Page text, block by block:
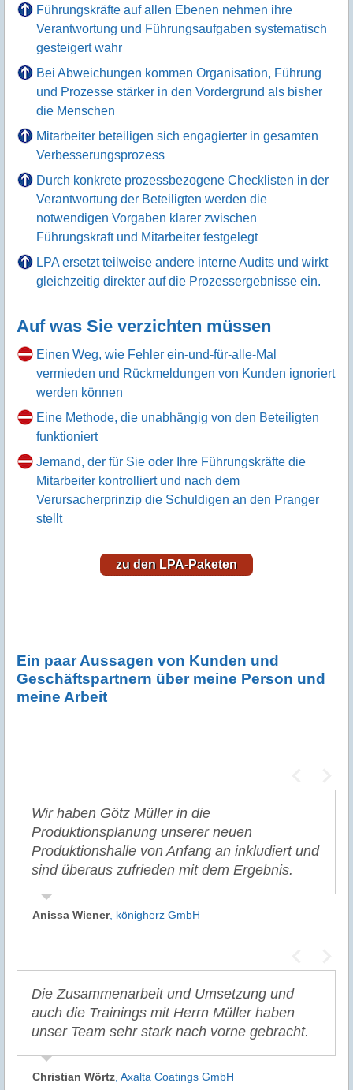
Führungskräfte auf allen Ebenen nehmen ihre
Verantwortung und Führungsaufgaben systematisch
gesteigert wahr
Bei Abweichungen kommen Organisation, Führung
und Prozesse stärker in den Vordergrund als bisher
die Menschen
Mitarbeiter beteiligen sich engagierter in gesamten
Verbesserungsprozess
Durch konkrete prozessbezogene Checklisten in der
Verantwortung der Beteiligten werden die
notwendigen Vorgaben klarer zwischen
Führungskraft und Mitarbeiter festgelegt
LPA ersetzt teilweise andere interne Audits und wirkt
gleichzeitig direkter auf die Prozessergebnisse ein.
Auf was Sie verzichten müssen
Einen Weg, wie Fehler ein-und-für-alle-Mal
vermieden und Rückmeldungen von Kunden ignoriert
werden können
Eine Methode, die unabhängig von den Beteiligten
funktioniert
Jemand, der für Sie oder Ihre Führungskräfte die
Mitarbeiter kontrolliert und nach dem
Verursacherprinzip die Schuldigen an den Pranger
stellt
zu den LPA-Paketen
Ein paar Aussagen von Kunden und
Geschäftspartnern über meine Person und
meine Arbeit
Wir haben Götz Müller in die
Produktionsplanung unserer neuen
Produktionshalle von Anfang an inkludiert und
sind überaus zufrieden mit dem Ergebnis.
Anissa Wiener, königherz GmbH
Die Zusammenarbeit und Umsetzung und
auch die Trainings mit Herrn Müller haben
unser Team sehr stark nach vorne gebracht.
Christian Wörtz Axalta Coatings GmbH